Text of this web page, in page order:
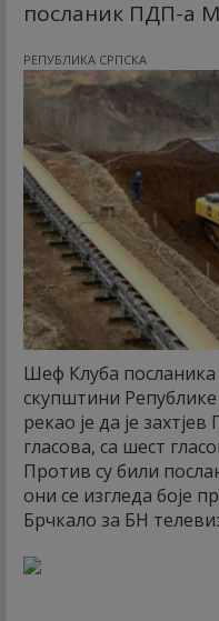
посланик ПДП-а
РЕПУБЛИКА СРПСКА
Шеф Клуба
скупштини
рекао је да је
гласова, са шест
Против су били
они се изгледа боје
Брчкало за БН